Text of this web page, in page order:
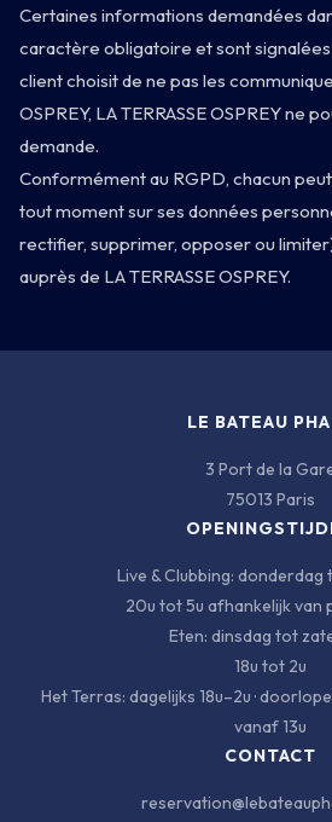
Certaines informations demandées
caractère obligatoire et sont signalées
client choisit de ne pas les
OSPREY, LA TERRASSE OSPREY ne
demande.
Conformément au RGPD, chacun
tout moment sur ses données
rectifier, supprimer, opposer ou
auprès de LA TERRASSE OSPREY.
LE BATEAU
3 Port de la
75013 Paris
Live & Clubbing:
20u tot 5u afhankelijk van
Eten: dinsdag tot
18u tot 2u
Het Terras: dagelijks 18u–2u ·
vanaf 13u
CONTACT